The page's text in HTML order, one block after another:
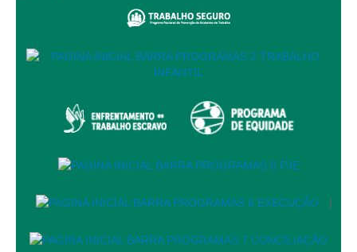
Comitê PopRuaJud
Comissão de Justiça Itinerante
Comissão Permanente de Avaliação Documental
Automação e IA
Governança de TI
Gestão Estratégica
Rede de Governança Colaborativa
|